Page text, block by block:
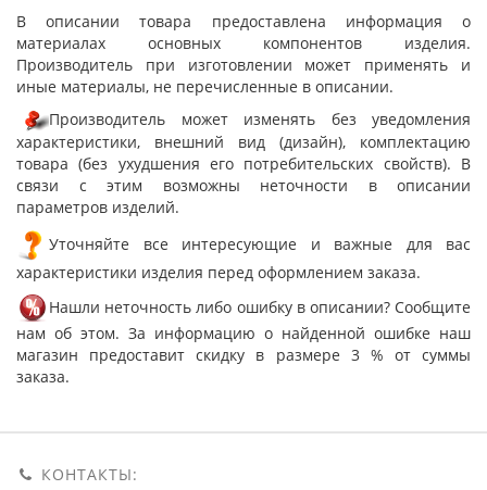
В описании товара предоставлена информация о
материалах основных компонентов изделия.
Производитель при изготовлении может применять и
иные материалы, не перечисленные в описании.
Производитель может изменять без уведомления
характеристики, внешний вид (дизайн), комплектацию
товара (без ухудшения его потребительских свойств). В
связи с этим возможны неточности в описании
параметров изделий.
Уточняйте все интересующие и важные для вас
характеристики изделия перед оформлением заказа.
Нашли неточность либо ошибку в описании? Сообщите
нам об этом. За информацию о найденной ошибке наш
магазин предоставит скидку в размере 3 % от суммы
заказа.
КОНТАКТЫ: